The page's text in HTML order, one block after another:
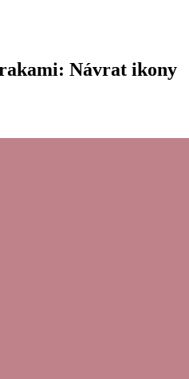
Návrat ikony